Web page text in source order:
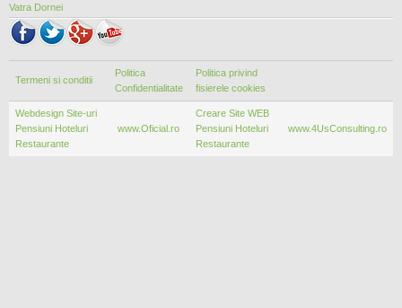
Vatra Dornei
Termeni si conditii
Politica
Confidentialitate
Politica privind
fisierele cookies
Webdesign Site-uri
Pensiuni Hoteluri
Restaurante
www.Oficial.ro
Creare Site WEB
Pensiuni Hoteluri
Restaurante
www.4UsConsulting.ro